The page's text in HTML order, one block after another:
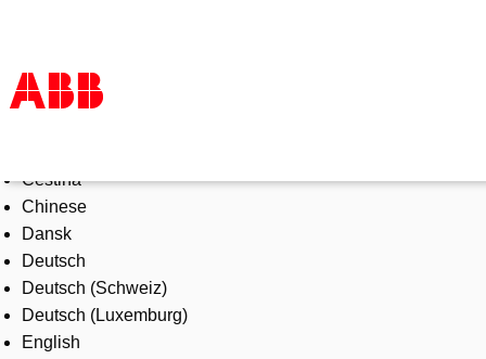
Products & Solutions
Industries
Services
About us
Where to buy
Contact us
Careers
Čeština
Chinese
Dansk
Deutsch
Deutsch (Schweiz)
Deutsch (Luxemburg)
English